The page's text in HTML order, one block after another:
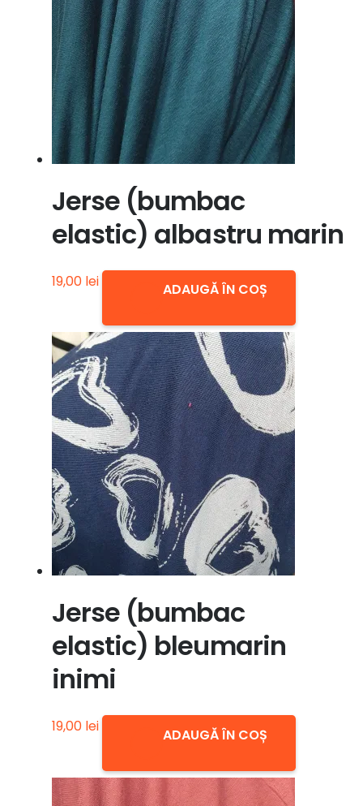
Jerse (bumbac
elastic) albastru marin
19,00 lei ADAUGĂ ÎN COȘ
Jerse (bumbac
elastic) bleumarin
inimi
19,00 lei ADAUGĂ ÎN COȘ